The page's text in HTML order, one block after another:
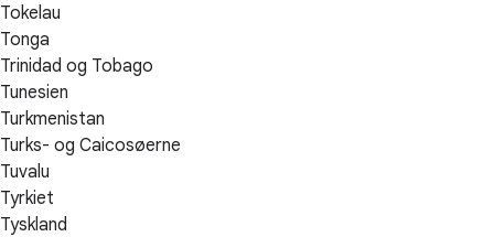
Tokelau
Tonga
Trinidad og Tobago
Tunesien
Turkmenistan
Turks- og Caicosøerne
Tuvalu
Tyrkiet
Tyskland